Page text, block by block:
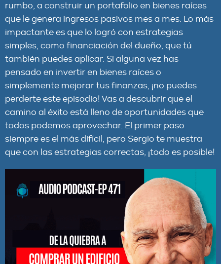
rumbo, a construir un portafolio en bienes raíces
que le genera ingresos pasivos mes a mes. Lo más
impactante es que lo logró con estrategias
simples, como financiación del dueño, que tú
también puedes aplicar. Si alguna vez has
pensado en invertir en bienes raíces o
simplemente mejorar tus finanzas, ¡no puedes
perderte este episodio! Vas a descubrir que el
camino al éxito está lleno de oportunidades que
todos podemos aprovechar. El primer paso
siempre es el más difícil, pero Sergio te muestra
que con las estrategias correctas, ¡todo es posible!